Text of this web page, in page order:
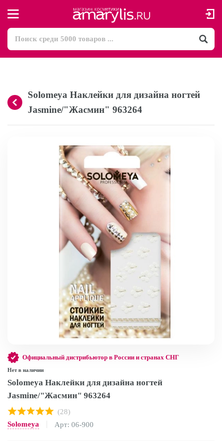
Solomeya Наклейки для дизайна ногтей
Jasmine/"Жасмин" 963264
Официальный дистрибьютор в России и странах СНГ
Нет в наличии
Solomeya Наклейки для дизайна ногтей
Jasmine/"Жасмин" 963264
(28)
Solomeya
Арт: 06-900